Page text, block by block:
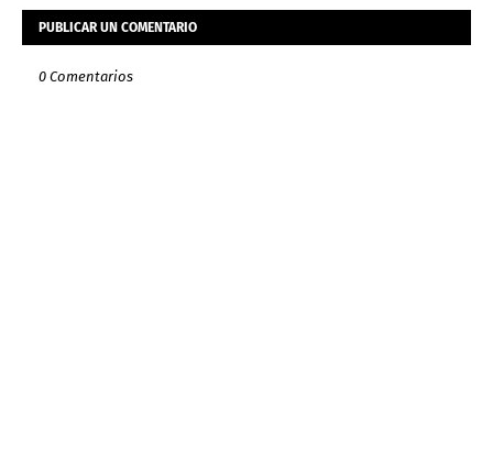
PUBLICAR UN COMENTARIO
0 Comentarios